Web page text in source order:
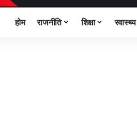
होम राजनीति शिक्षा स्वास्थ्य